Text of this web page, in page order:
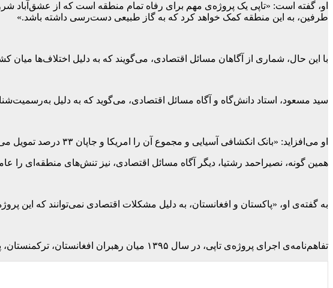
او، گفته است: «تاپی یک پروژه‌ی مهم برای رفاه تمام منطقه است که از عشق‌آباد
طرفین، به این منطقه کمک خواهد کرد که به گاز طبیعی دست‌رسی داشته باشد.»
با این حال، شماری از آگاهان مسائل اقتصادی، می‌گویند که به دلیل اختلاف‌ها
سید مسعود، استاد دانش‌گاه و آگاه مسائل اقتصادی، می‌گوید که به دلیل
او می‌افزاید: «بانک انکشافی آسیایی و مجموع آن را امریکا و جاپان ۳۳ درصد تمویل می‌کردند. به این خاطر پایپ‌لاین آلمانی شده و در رقابت‌های منطقه، گیر آمده و این سبب شده که کار پایپ‌لاین حرکت نکند
همین گونه، نصیراحمد رشتیا، دیگر آگاه مسائل اقتصادی، نیز تنش‌های منطقه‌ای
به گفته‌ی او، «پاکستان و افغانستان، به دلیل مشکلات اقتصادی نمی‌توانند که این
تفاهم‌نامه‌ی اجرای پروژه‌ی تاپی، در سال ۱۳۹۵ میان رهبران افغانستان، ترکمنستان، پاکستان و هند امضا شد و قرار بود تا ۱۳۹۸، این پروژه به بهره‌برداری سپرده شود.